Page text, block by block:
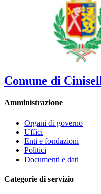
Comune di
Amministrazione
Organi di governo
Uffici
Enti e fondazioni
Politici
Documenti e dati
Categorie di servizio